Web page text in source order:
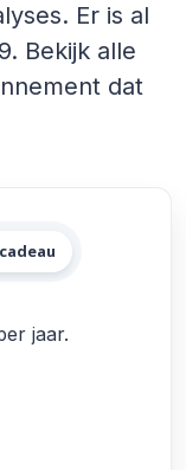
Er is al
Bekijk alle
dat
jaar.